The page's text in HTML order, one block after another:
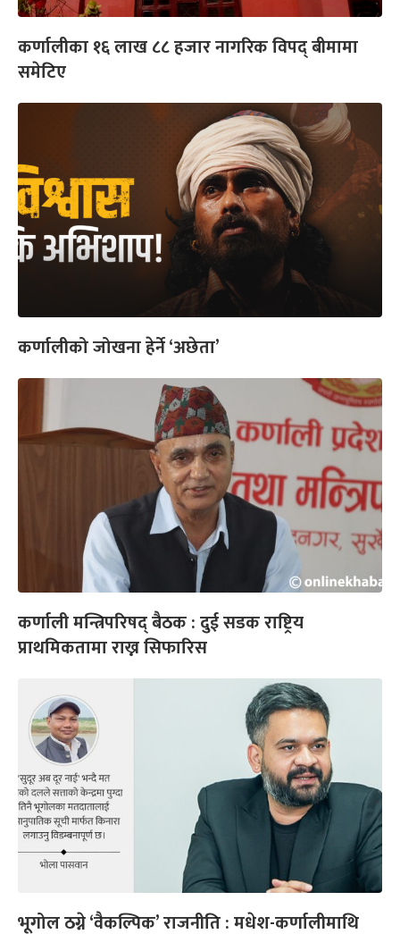
कर्णालीका १६ लाख ८८ हजार नागरिक विपद् बीमामा
समेटिए
कर्णालीको जोखना हेर्ने ‘अछेता’
कर्णाली मन्त्रिपरिषद् बैठक : दुई सडक राष्ट्रिय
प्राथमिकतामा राख्न सिफारिस
भूगोल ठग्ने ‘वैकल्पिक’ राजनीति : मधेश-कर्णालीमाथि